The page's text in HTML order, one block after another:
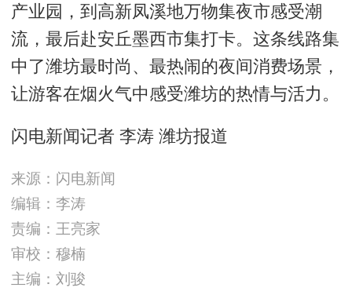
产业园，到高新凤溪地万物集夜市感受潮
流，最后赴安丘墨西市集打卡。这条线路集
中了潍坊最时尚、最热闹的夜间消费场景，
让游客在烟火气中感受潍坊的热情与活力。
闪电新闻记者 李涛 潍坊报道
来源：闪电新闻
编辑：李涛
责编：王亮家
审校：穆楠
主编：刘骏